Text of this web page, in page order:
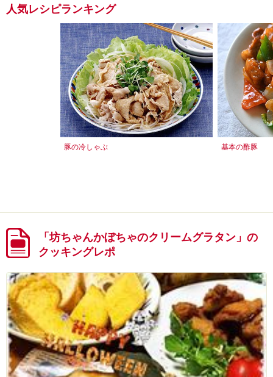
人気レシピランキング
豚の冷しゃぶ 基本の酢豚
「坊ちゃんかぼちゃのクリームグラタン」の
クッキングレポ